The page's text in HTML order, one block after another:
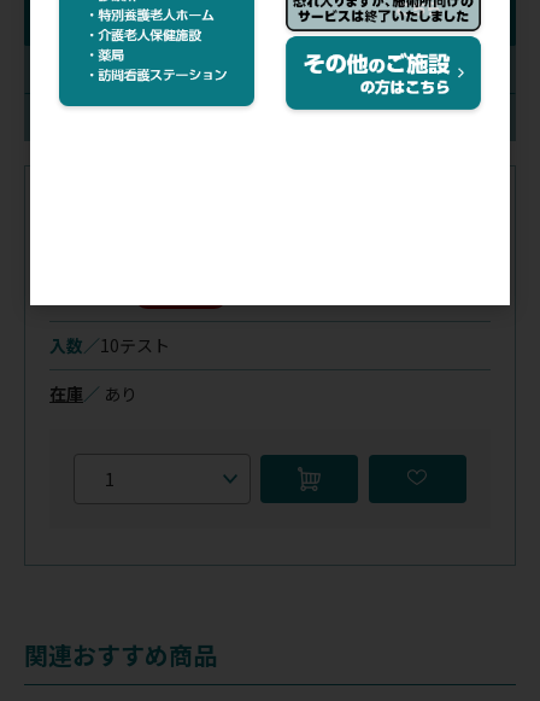
絞り込み検索
在庫
入数／10テスト
在庫 ／ あり
関連おすすめ商品